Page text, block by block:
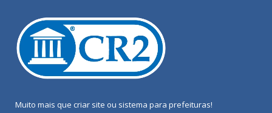
Muito mais que criar site ou sistema para prefeituras!